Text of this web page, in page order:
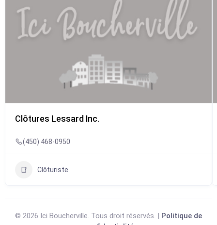
Clôtures Lessard Inc.
(450) 468-0950
Clôturiste
© 2026 Ici Boucherville. Tous droit réservés. | Politique de